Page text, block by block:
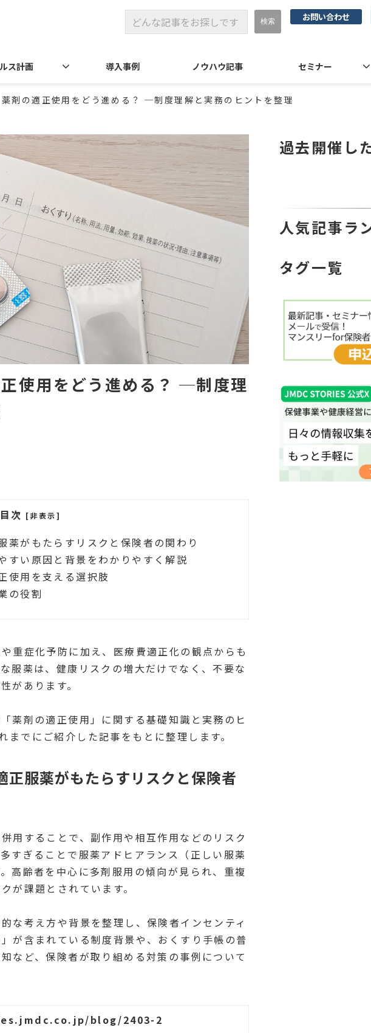
お問い合わせ
ス計画 導入事例 ノウハウ記事 セミナー
薬剤の適正使用をどう進める？ ─制度理解と実務のヒントを整理
正使用をどう進める？ ─制度理
目次 [非表示]
薬がもたらすリスクと保険者の関わり
すい原因と背景をわかりやすく解説
使用を支える選択肢
の役割
重症化予防に加え、医療費適正化の観点からも
服薬は、健康リスクの増大だけでなく、不要な
があります。
薬剤の適正使用」に関する基礎知識と実務のヒ
でにご紹介した記事をもとに整理します。
正服薬がもたらすリスクと保険者
用することで、副作用や相互作用などのリスク
すぎることで服薬アドヒアランス（正しい服薬
高齢者を中心に多剤服用の傾向が見られ、重複
が課題とされています。
な考え方や背景を整理し、保険者インセンティ
が含まれている制度背景や、おくすり手帳の普
など、保険者が取り組める対策の事例について
blog/2403-2
過去開催し
人気記事ラ
タグ一覧